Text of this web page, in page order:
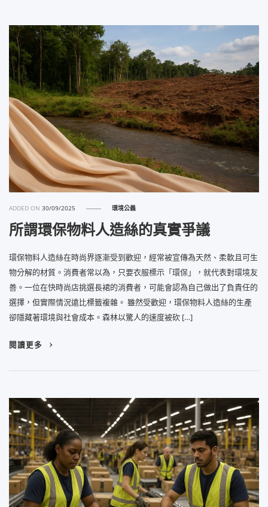
ADDED ON30/09/2025 環境公義
所謂環保物料人造絲的真實爭議
環保物料人造絲在時尚界逐漸受到歡迎，經常被宣傳為天然、柔軟且可生
物分解的材質。消費者常以為，只要衣服標示「環保」，就代表對環境友
善。一位在快時尚店挑選長裙的消費者，可能會認為自己做出了負責任的
選擇，但實際情況遠比標籤複雜。 雖然受歡迎，環保物料人造絲的生產
卻隱藏著環境與社會成本。森林以驚人的速度被砍 […]
閱讀更多